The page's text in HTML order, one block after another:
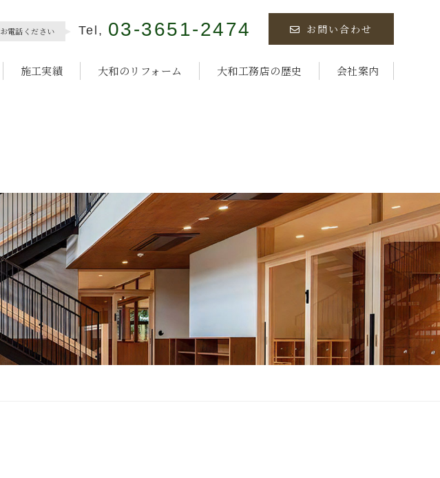
電話ください Tel, 03-3651-2474 お問い合わせ
施工実績 大和のリフォーム 大和工務店の歴史 会社案内